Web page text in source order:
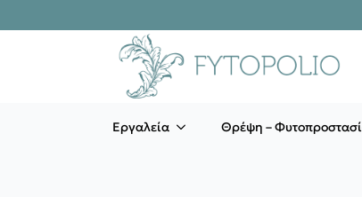
Εργαλεία Θρέψη –